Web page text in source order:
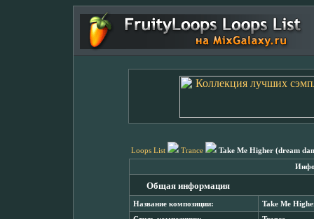
Loops List Trance Take Me Higher (dream
Общая информация
Название композиции: Take Me